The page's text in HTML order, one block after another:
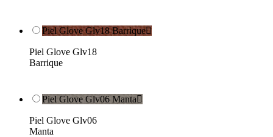
Piel Glove Glv18 Barrique
Piel Glove Glv18
Barrique
Piel Glove Glv06 Manta
Piel Glove Glv06
Manta